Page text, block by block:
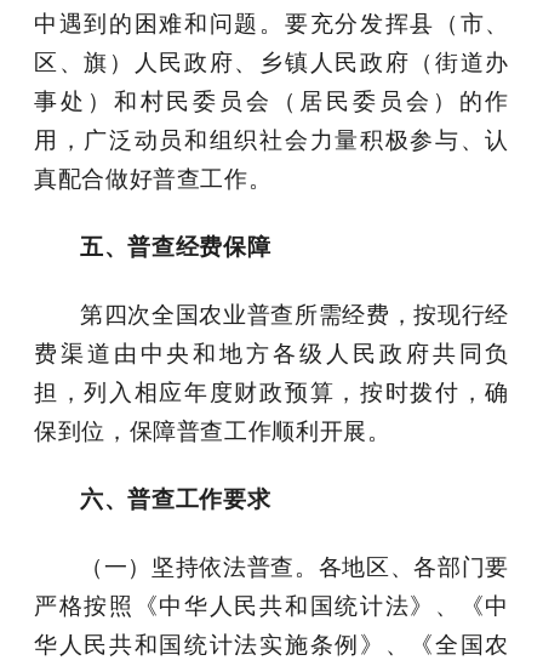
中遇到的困难和问题。要充分发挥县（市、
区、旗）人民政府、乡镇人民政府（街道办
事处）和村民委员会（居民委员会）的作
用，广泛动员和组织社会力量积极参与、认
真配合做好普查工作。
五、普查经费保障
第四次全国农业普查所需经费，按现行经
费渠道由中央和地方各级人民政府共同负
担，列入相应年度财政预算，按时拨付，确
保到位，保障普查工作顺利开展。
六、普查工作要求
（一）坚持依法普查。 各地区、各部门要
严格按照《中华人民共和国统计法》、《中
华人民共和国统计法实施条例》、《全国农